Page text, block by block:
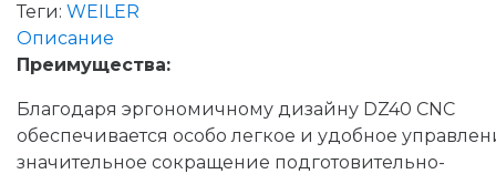
Теги: WEILER
Описание
Преимущества:
Благодаря эргономичному дизайну DZ40 CNC
обеспечивается особо легкое и удобное
значительное сокращение подготовительно-